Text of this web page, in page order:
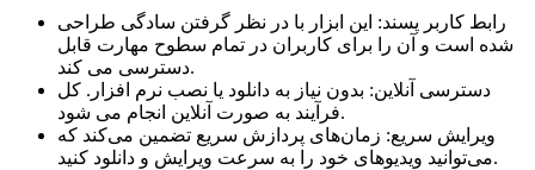
رابط کاربر پسند: این ابزار با در نظر گرفتن سادگی طراحی
شده است و آن را برای کاربران در تمام سطوح مهارت قابل
دسترسی می کند.
دسترسی آنلاین: بدون نیاز به دانلود یا نصب نرم افزار. کل
فرآیند به صورت آنلاین انجام می شود.
ویرایش سریع: زمان‌های پردازش سریع تضمین می‌کند که
می‌توانید ویدیوهای خود را به سرعت ویرایش و دانلود کنید.